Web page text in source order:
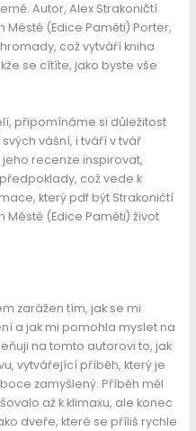
Autor, Alex Strakoničtí
Méstě (Edice Paměti) Porter,
což vytváří kniha
se cítíte, jako byste vše
připomínáme si důležitost
vášní, i tváří v tvář
recenze inspirovat,
což vede k
který pdf být Strakoničtí
Méstě (Edice Paměti) život
zarážen tím, jak se mi
a jak mi pomohla myslet na
na tomto autorovi to, jak
vytvářející příběh, který je
zamyšlený. Příběh měl
až k klimaxu, ale konec
dveře, které se příliš rychle